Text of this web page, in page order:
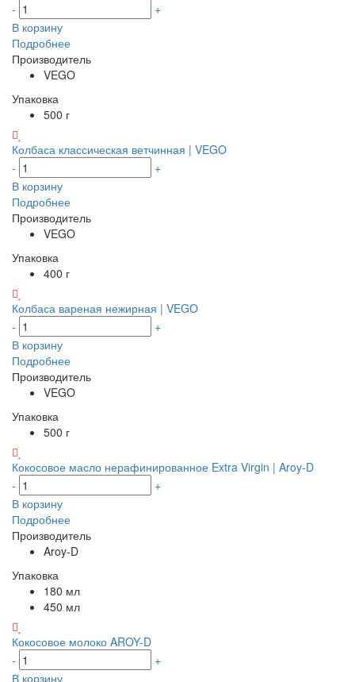
-
+
В корзину
Подробнее
Производитель
VEGO
Упаковка
500 г
Колбаса классическая ветчинная | VEGO
-
+
В корзину
Подробнее
Производитель
VEGO
Упаковка
400 г
Колбаса вареная нежирная | VEGO
-
+
В корзину
Подробнее
Производитель
VEGO
Упаковка
500 г
Кокосовое масло нерафинированное Extra Virgin | Aroy-D
-
+
В корзину
Подробнее
Производитель
Aroy-D
Упаковка
180 мл
450 мл
Кокосовое молоко AROY-D
-
+
В корзину